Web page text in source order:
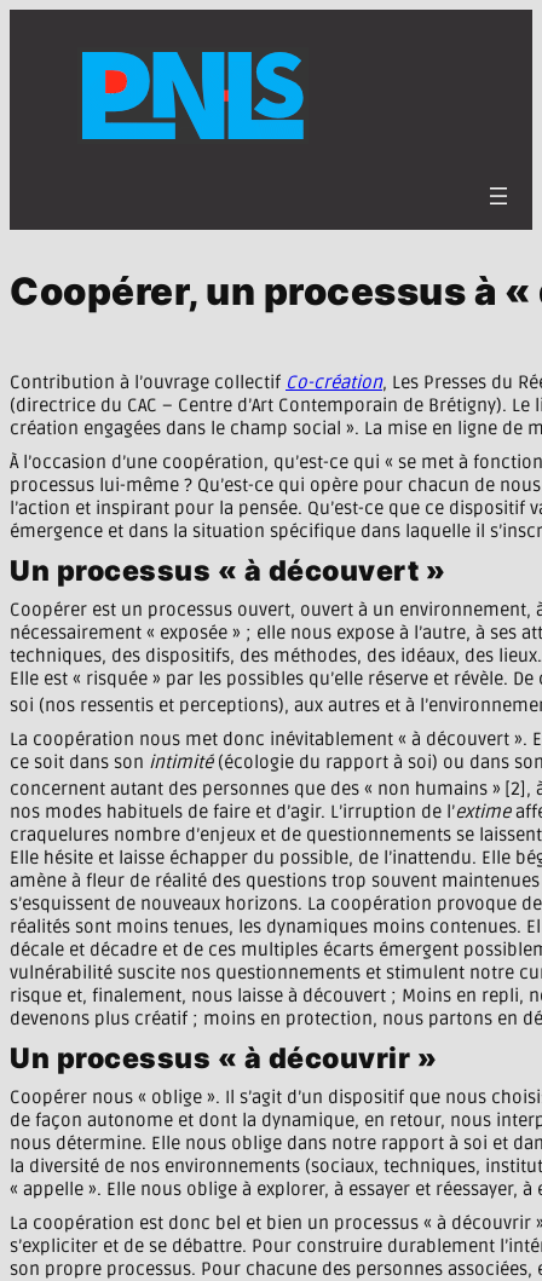
Coopérer, un processus à
Contribution à l’ouvrage collectif Co-création, Les Presses du
(directrice du CAC – Centre d’Art Contemporain de Brétigny).
création engagées dans le champ social ». La mise en ligne
À l’occasion d’une coopération, qu’est-ce qui « se met à
processus lui-même ? Qu’est-ce qui opère pour chacun de
l’action et inspirant pour la pensée. Qu’est-ce que ce
émergence et dans la situation spécifique dans laquelle il
Un processus « à découvert »
Coopérer est un processus ouvert, ouvert à un
nécessairement « exposée » ; elle nous expose à l’autre, à
techniques, des dispositifs, des méthodes, des idéaux, des
Elle est « risquée » par les possibles qu’elle réserve et révèle.
soi (nos ressentis et perceptions), aux autres et à
La coopération nous met donc inévitablement « à découvert ».
ce soit dans son intimité(écologie du rapport à soi) ou dans
concernent autant des personnes que des « non humains » [2],
nos modes habituels de faire et d’agir. L’irruption de l’extime
craquelures nombre d’enjeux et de questionnements se
Elle hésite et laisse échapper du possible, de l’inattendu. Elle
amène à fleur de réalité des questions trop souvent
s’esquissent de nouveaux horizons. La coopération provoque
réalités sont moins tenues, les dynamiques moins contenues.
décale et décadre et de ces multiples écarts émergent
vulnérabilité suscite nos questionnements et stimulent notre
risque et, finalement, nous laisse à découvert ; Moins en repli,
devenons plus créatif ; moins en protection, nous partons en
Un processus « à découvrir »
Coopérer nous « oblige ». Il s’agit d’un dispositif que nous
de façon autonome et dont la dynamique, en retour, nous
nous détermine. Elle nous oblige dans notre rapport à soi et
la diversité de nos environnements (sociaux, techniques,
« appelle ». Elle nous oblige à explorer, à essayer et réessayer,
La coopération est donc bel et bien un processus « à
s’expliciter et de se débattre. Pour construire durablement
son propre processus. Pour chacune des personnes